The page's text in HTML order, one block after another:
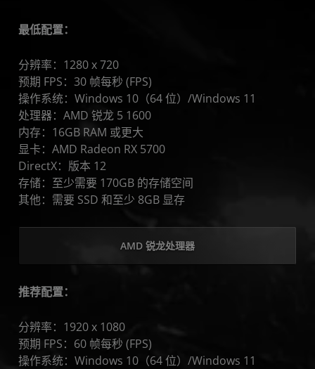
最低配置：
分辨率：1280 x 720
预期 FPS：30 帧每秒 (FPS)
操作系统：Windows 10（64 位）/Windows 11
处理器：AMD 锐龙 5 1600
内存：16GB RAM 或更大
显卡：AMD Radeon RX 5700
DirectX：版本 12
存储：至少需要 170GB 的存储空间
其他：需要 SSD 和至少 8GB 显存
AMD 锐龙处理器
推荐配置：
分辨率：1920 x 1080
预期 FPS：60 帧每秒 (FPS)
操作系统：Windows 10（64 位）/Windows 11